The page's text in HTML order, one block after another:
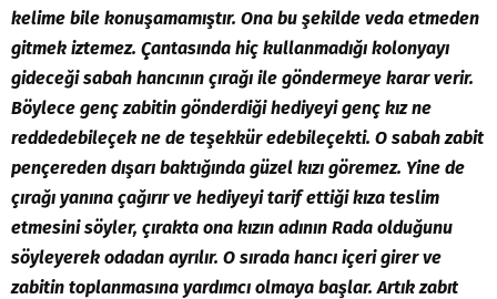
kelime bile konuşamamıştır. Ona bu şekilde veda etmeden
gitmek iztemez. Çantasında hiç kullanmadığı kolonyayı
gideceği sabah hancının çırağı ile göndermeye karar verir.
Böylece genç zabitin gönderdiği hediyeyi genç kız ne
reddedebileçek ne de teşekkür edebileçekti. O sabah zabit
pençereden dışarı baktığında güzel kızı göremez. Yine de
çırağı yanına çağırır ve hediyeyi tarif ettiği kıza teslim
etmesini söyler, çırakta ona kızın adının Rada olduğunu
söyleyerek odadan ayrılır. O sırada hancı içeri girer ve
zabitin toplanmasına yardımcı olmaya başlar. Artık zabıt